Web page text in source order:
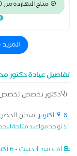
متاح النهاردة من 6:00 مساءً
المزيد
تفاصيل عيادة
دكتور تخصص
6 اكتوبر
: ميدان
لا توجد مواعيد متاحة
لاب ميد ايجيبت - 6 أكتوبر حصري